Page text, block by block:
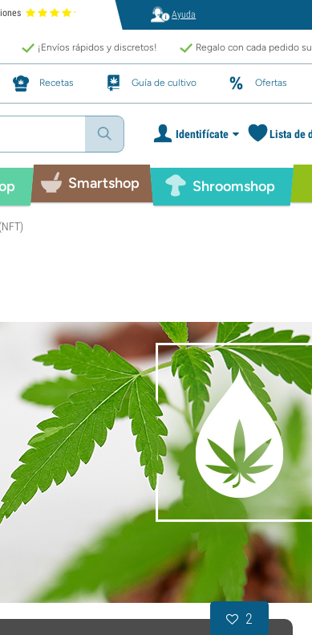
Ayuda
¡Envíos rápidos y discretos! Regalo con cada pedido
Recetas Guía de cultivo Ofertas
Identifícate Lista de
Smartshop Shroomshop
2